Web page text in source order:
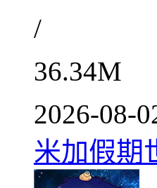
/
36.34M
2026-08-
米加假期